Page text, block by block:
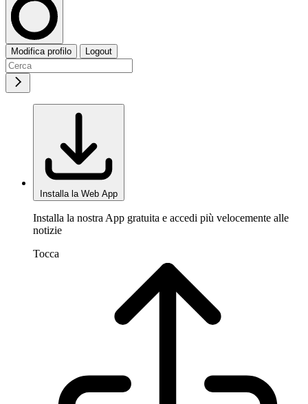
Modifica profilo Logout
Installa la Web App
Installa la nostra App gratuita e accedi più velocemente alle
notizie
Tocca